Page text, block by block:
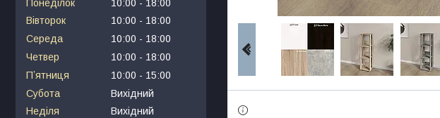
Понеділок 10:00
18:00
Вівторок
10:00
18:00
Середа
10:00
18:00
Четвер
10:00
18:00
Пʼятниця
10:00
15:00
Субота
Вихідний
Неділя
Вихідний